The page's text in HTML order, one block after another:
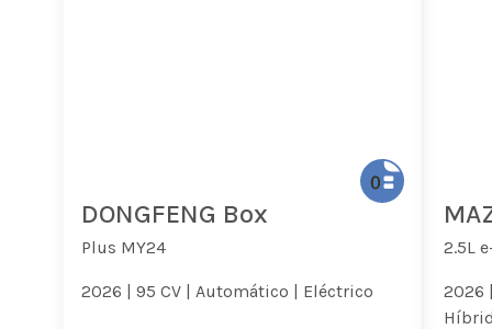
DONGFENG Box
Plus MY24
2026 | 95 CV | Automático | Eléctrico
2.5L
2026